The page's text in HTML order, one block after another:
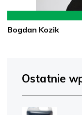
Bogdan Kozik
Ostatnie